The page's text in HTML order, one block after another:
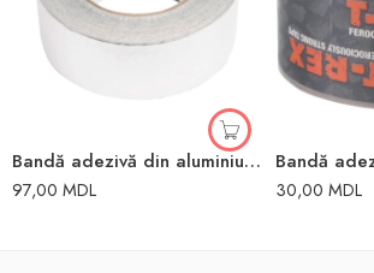
Bandă adezivă din aluminiu 48mm x 50m
97,00 MDL 30,00 MDL